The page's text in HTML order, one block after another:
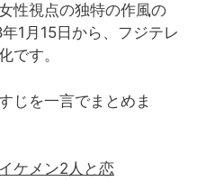
性視点の独特の作風の
1月15日から、フジテレ
です。
じを一言でまとめま
ケメン2人と恋